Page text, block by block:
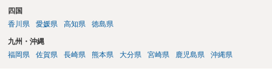
をつけてくださいね。それが一番大事です。
四国
香川県
愛媛県 高知県 徳島県
九州・沖縄
福岡県
佐賀県 長崎県 熊本県 大分県 宮崎県 鹿児島県 沖縄県